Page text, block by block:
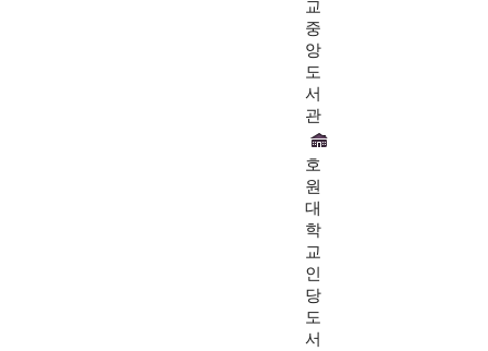
교
중
앙
도
서
관
호
원
대
학
교
인
당
도
서